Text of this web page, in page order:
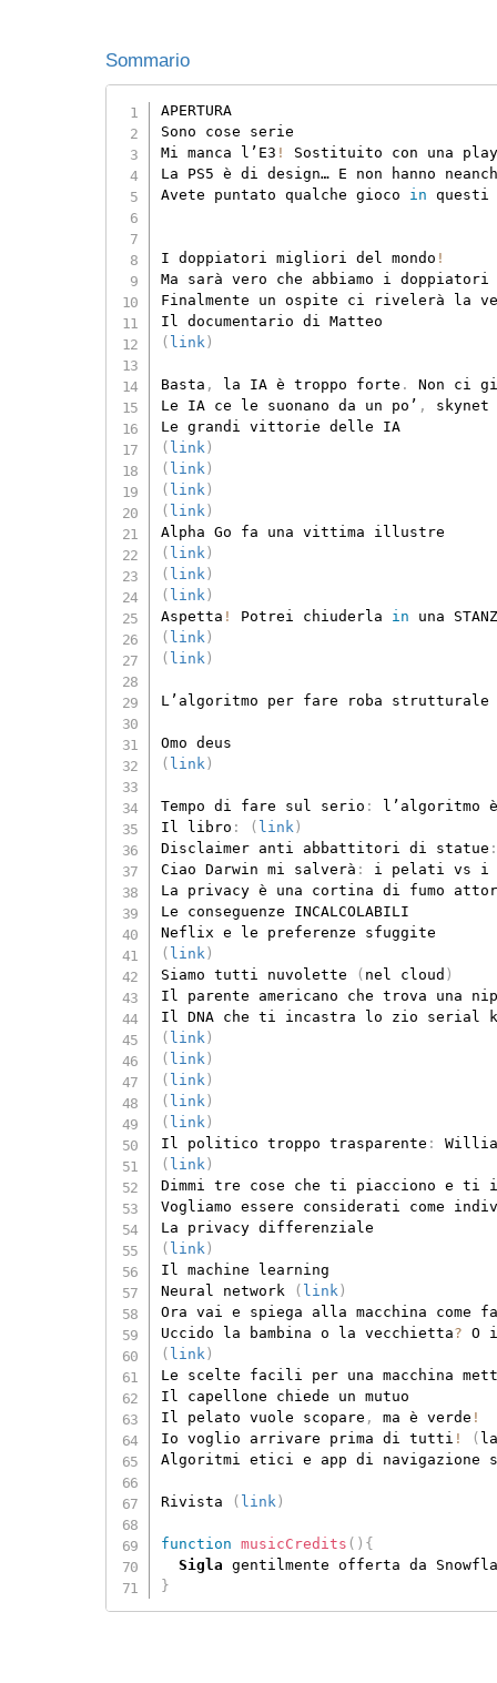
Sommario
APERTURA
Sono cose serie
Mi manca l’E3 !
Sostituito con una
La PS5 è di design… E non hanno
Avete puntato qualche gioco in questi
I doppiatori migliori del mondo !
Ma sarà vero che abbiamo i
Finalmente un ospite ci rivelerà la
( link )
Basta , la IA è troppo forte .
Non ci
Le IA ce le suonano da un po’ ,
skynet
( link )
( link )
( link )
( link )
( link )
( link )
( link )
Aspetta ! Potrei chiuderla in una
( link )
( link )
L’algoritmo per fare roba strutturale
( link )
Tempo di fare sul serio :
l’algoritmo
Il libro : ( link )
Disclaimer anti abbattitori di statue
Ciao Darwin mi salverà :
i pelati vs i
La privacy è una cortina di fumo
Le conseguenze INCALCOLABILI
( link )
Siamo tutti nuvolette
( nel cloud )
Il parente americano che trova una
Il DNA che ti incastra lo zio serial
( link )
( link )
( link )
( link )
( link )
Il politico troppo trasparente :
( link )
Dimmi tre cose che ti piacciono e ti
Vogliamo essere considerati come
( link )
Il machine learning
Neural network
( link )
Ora vai e spiega alla macchina come
Uccido la bambina o la vecchietta? O
( link )
Le scelte facili per una macchina
Il capellone chiede un mutuo
Il pelato vuole scopare , ma è verde !
Io voglio arrivare prima di tutti ! (
Algoritmi etici e app di navigazione
Rivista ( link )
function musicCredits ( ) {
Sigla gentilmente offerta da
}